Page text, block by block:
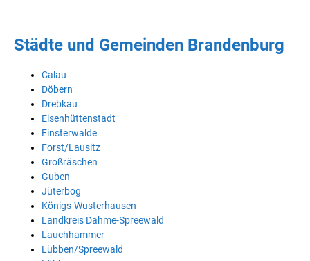
Städte und Gemeinden Brandenburg
Calau
Döbern
Drebkau
Eisenhüttenstadt
Finsterwalde
Forst/Lausitz
Großräschen
Guben
Jüterbog
Königs-Wusterhausen
Landkreis Dahme-Spreewald
Lauchhammer
Lübben/Spreewald